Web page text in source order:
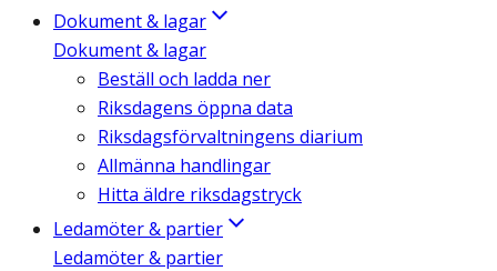
Dokument & lagar
Dokument & lagar
Beställ och ladda ner
Riksdagens öppna data
Riksdagsförvaltningens diarium
Allmänna handlingar
Hitta äldre riksdagstryck
Ledamöter & partier
Ledamöter & partier